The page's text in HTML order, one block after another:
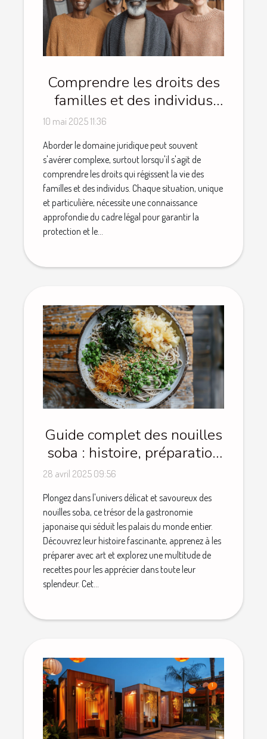
Comprendre les droits des
familles et des individus
dans le domaine juridique
10 mai 2025 11:36
Aborder le domaine juridique peut souvent
s'avérer complexe, surtout lorsqu'il s'agit de
comprendre les droits qui régissent la vie des
familles et des individus. Chaque situation, unique
et particulière, nécessite une connaissance
approfondie du cadre légal pour garantir la
protection et le...
Guide complet des nouilles
soba : histoire, préparation
et recettes
28 avril 2025 09:56
Plongez dans l'univers délicat et savoureux des
nouilles soba, ce trésor de la gastronomie
japonaise qui séduit les palais du monde entier.
Découvrez leur histoire fascinante, apprenez à les
préparer avec art et explorez une multitude de
recettes pour les apprécier dans toute leur
splendeur. Cet...